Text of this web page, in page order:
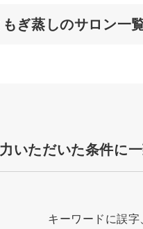
ぎ蒸しのサロン一
いただいた条件に
キーワードに誤